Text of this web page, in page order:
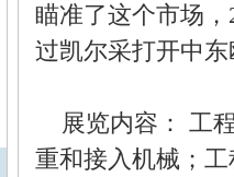
瞄准了这个市场
过凯尔采打开中
展览内容： 工
重和接入机械；